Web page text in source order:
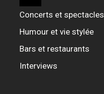
Concerts et spectacles
Humour et vie stylée
Bars et restaurants
Interviews